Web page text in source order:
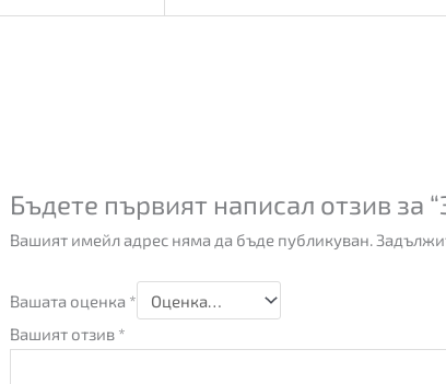
Бъдете първият написал отзив за
Вашият имейл адрес няма да бъде публикуван.
Вашата оценка *
Вашият отзив *